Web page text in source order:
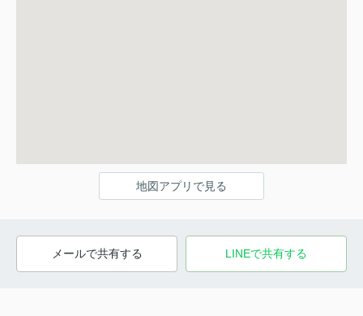
地図アプリで見る
メールで共有する LINEで共有する